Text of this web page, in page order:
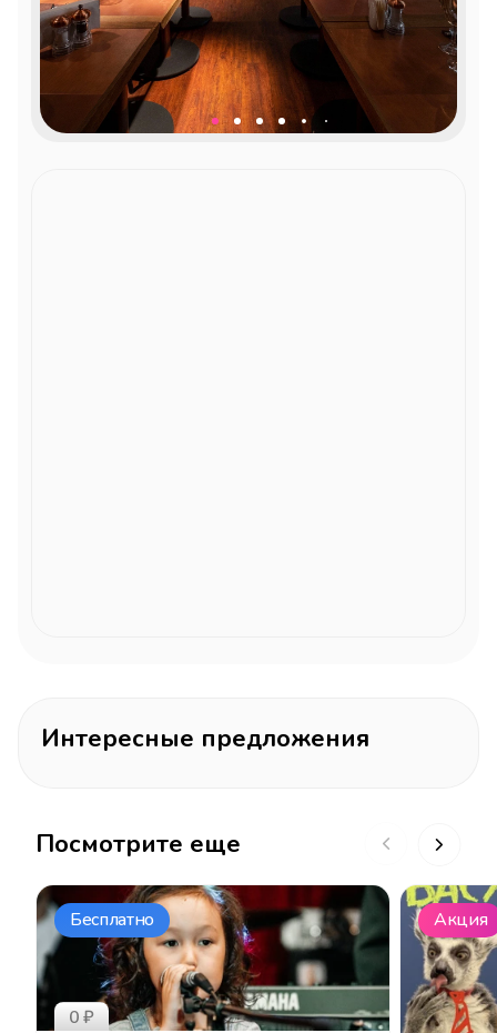
Интересные предложения
Посмотрите еще
Бесплатно
0 ₽
Акция